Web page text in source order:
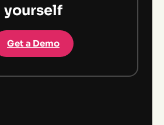
yourself
Get a Demo